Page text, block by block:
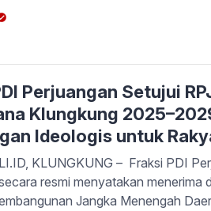
Klungkung Tahun
Pernyataan tersebut
Buda Parwata, SP, saat
sidang paripurna DPRD
Perjuangan Setujui
Klungkung
Ideologis untuk
KLUNGKUNG – Fraksi PDI
resmi menyatakan menerima
Jangka Menengah